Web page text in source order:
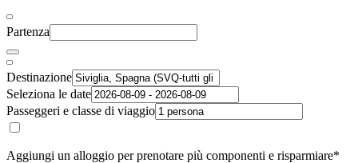
Partenza
Destinazione
Seleziona le date
Passeggeri e classe di viaggio
Aggiungi un alloggio per prenotare più componenti e risparmiare*